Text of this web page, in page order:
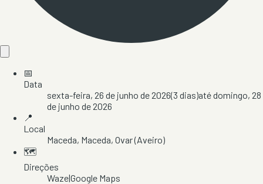
📅
Data
sexta-feira, 26 de junho de 2026(3 dias)atédomingo, 28
de junho de 2026
📍
Local
Maceda, Maceda, Ovar(Aveiro)
🗺️
Direções
Waze|Google Maps